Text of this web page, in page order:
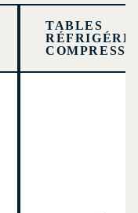
TABLES